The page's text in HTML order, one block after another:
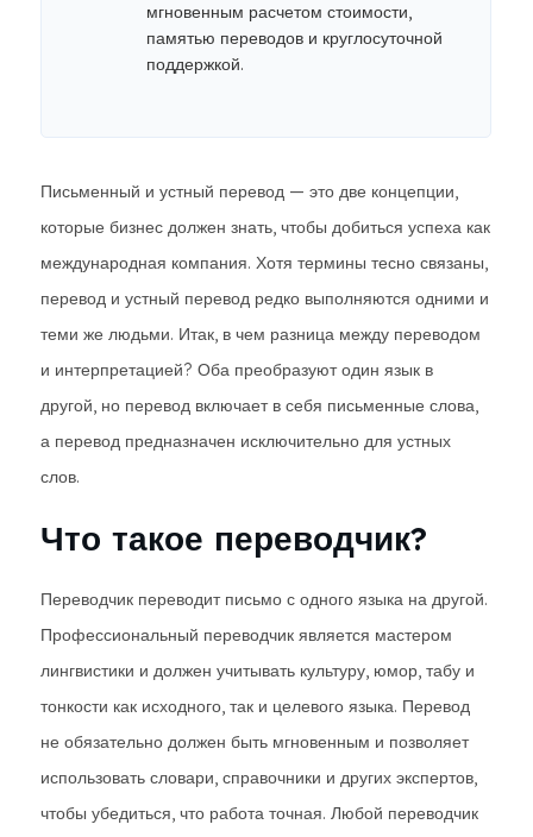
мгновенным расчетом стоимости,
памятью переводов и круглосуточной
поддержкой.
Письменный и устный перевод — это две концепции,
которые бизнес должен знать, чтобы добиться успеха как
международная компания. Хотя термины тесно связаны,
перевод и устный перевод редко выполняются одними и
теми же людьми. Итак, в чем разница между переводом
и интерпретацией? Оба преобразуют один язык в
другой, но перевод включает в себя письменные слова,
а перевод предназначен исключительно для устных
слов.
Что такое переводчик?
Переводчик переводит письмо с одного языка на другой.
Профессиональный переводчик является мастером
лингвистики и должен учитывать культуру, юмор, табу и
тонкости как исходного, так и целевого языка. Перевод
не обязательно должен быть мгновенным и позволяет
использовать словари, справочники и других экспертов,
чтобы убедиться, что работа точная. Любой переводчик